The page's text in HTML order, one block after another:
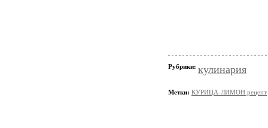
Рубрики: кулинария
Метки: КУРИЦА-ЛИМОН рецепт